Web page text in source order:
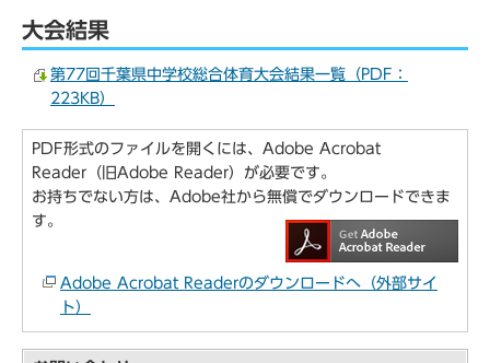
大会結果
第77回千葉県中学校総合体育大会結果一覧（PDF：
223KB）
PDF形式のファイルを開くには、Adobe Acrobat
Reader（旧Adobe Reader）が必要です。
お持ちでない方は、Adobe社から無償でダウンロードできま
す。
Adobe Acrobat Readerのダウンロードへ（外部サイ
ト）